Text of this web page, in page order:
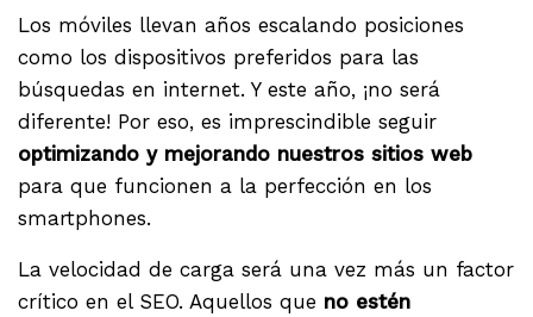
Los móviles llevan años escalando posiciones
como los dispositivos preferidos para las
búsquedas en internet. Y este año, ¡no será
diferente! Por eso, es imprescindible seguir
optimizando y mejorando nuestros sitios web
para que funcionen a la perfección en los
smartphones.
La velocidad de carga será una vez más un factor
crítico en el SEO. Aquellos que no estén